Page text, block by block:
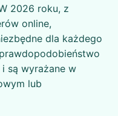
2026 roku, z
online,
dla każdego
i są wyrażane w
lub